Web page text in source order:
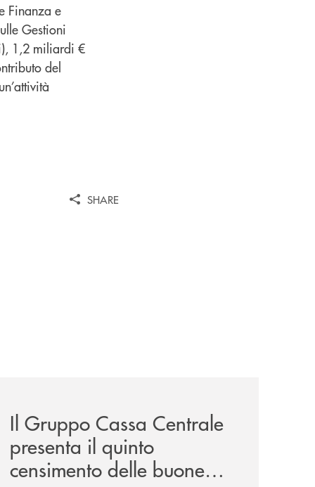
Finanza e
Gestioni
1,2 miliardi €
del
SHARE
Il Gruppo Cassa Centrale
presenta il quinto
censimento delle buone